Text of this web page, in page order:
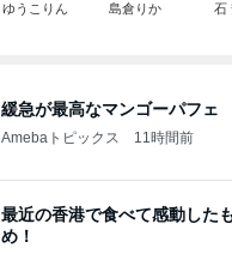
ゆうこりん 島倉りか 石
緩急が最高なマンゴーパフェ
Amebaトピックス 11時間前
最近の香港で食べて感動した
め！